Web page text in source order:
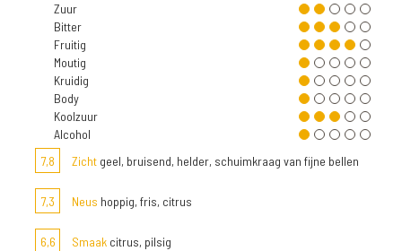
Zuur
Bitter
Fruitig
Moutig
Kruidig
Body
Koolzuur
Alcohol
7,8
Zicht geel, bruisend, helder, schuimkraag van fijne bellen
7,3 Neus hoppig, fris, citrus
6,6 Smaak citrus, pilsig